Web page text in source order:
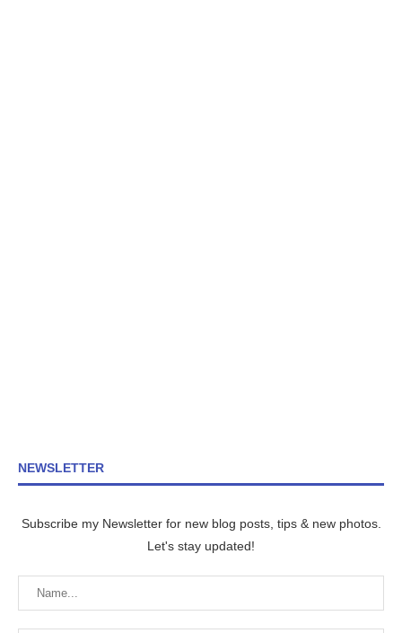
NEWSLETTER
Subscribe my Newsletter for new blog posts, tips & new photos.
Let's stay updated!